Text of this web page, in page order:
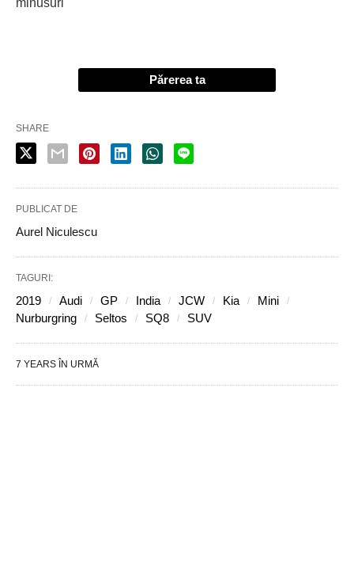
minusuri
Părerea ta
SHARE
PUBLICAT DE
Aurel Niculescu
TAGURI:
2019 Audi GP India JCW Kia
Mini
Nurburgring
Seltos SQ8 SUV
7 YEARS ÎN URMĂ